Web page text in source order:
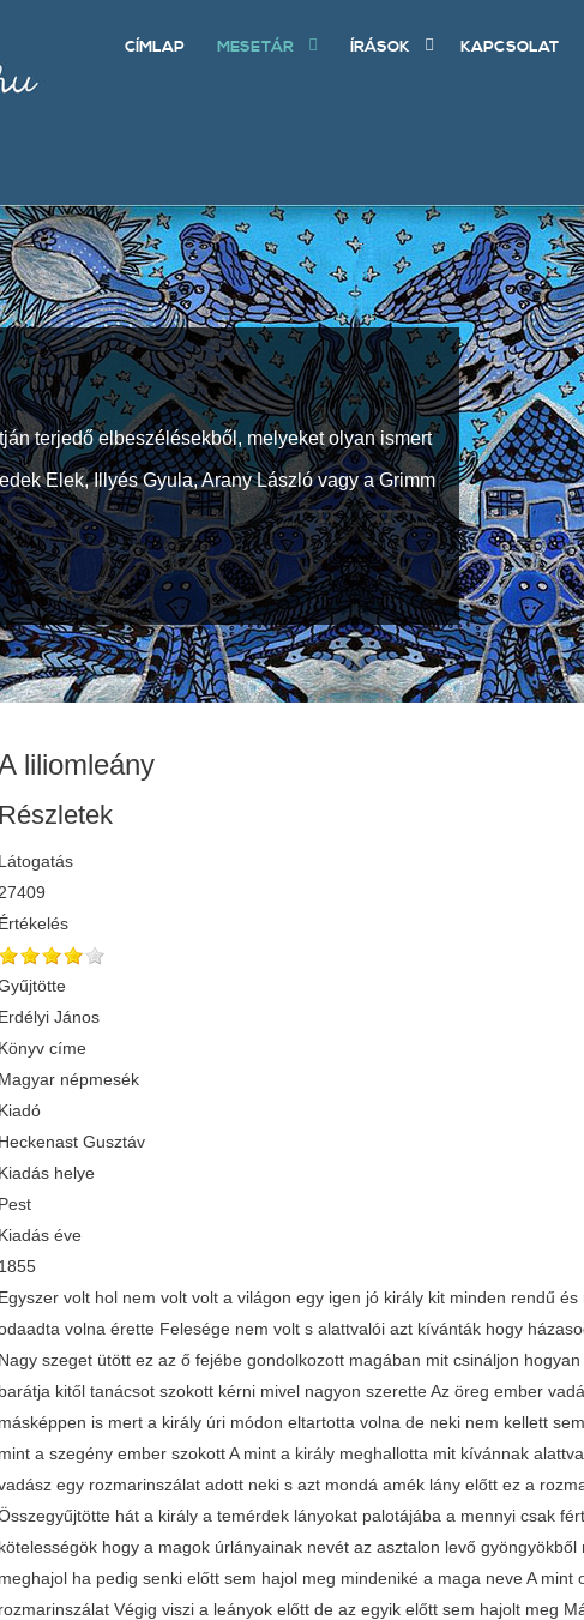
CÍMLAP MESETÁR ÍRÁSOK KAPCSOLAT
terjedő elbeszélésekből, melyeket olyan ismert
Elek, Illyés Gyula, Arany László vagy a Grimm
liliomleány
Részletek
Látogatás
27409
Értékelés
Erdélyi János
Könyv címe
Magyar népmesék
Kiadó
Heckenast Gusztáv
Kiadás helye
Pest
Kiadás éve
1855
Egyszer volt hol nem volt volt a világon egy igen jó király kit minden rendű
volna érette Felesége nem volt s alattvalói azt kívánták hogy
Nagy szeget ütött ez az ő fejébe gondolkozott magában mit csináljon
barátja kitől tanácsot szokott kérni mivel nagyon szerette Az öreg ember
másképpen is mert a király úri módon eltartotta volna de neki nem kellett
mint a szegény ember szokott A mint a király meghallotta mit kívánnak
egy rozmarinszálat adott neki s azt mondá amék lány előtt ez a
hát a király a temérdek lányokat palotájába a mennyi csak
kötelességök hogy a magok úrlányainak nevét az asztalon levő
meghajol ha pedig senki előtt sem hajol meg mindeniké a maga neve A
rozmarinszálat Végig viszi a leányok előtt de az egyik előtt sem hajolt meg